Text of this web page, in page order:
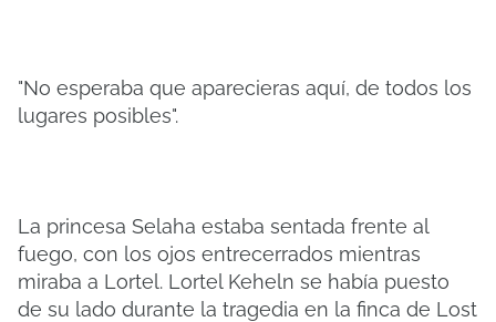
"No esperaba que aparecieras aquí, de todos los
lugares posibles".
La princesa Selaha estaba sentada frente al
fuego, con los ojos entrecerrados mientras
miraba a Lortel. Lortel Keheln se había puesto
de su lado durante la tragedia en la finca de Lost